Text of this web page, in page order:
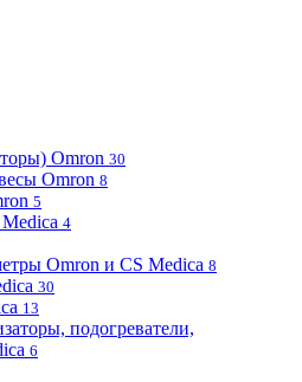
Omron 30
Omron 8
5
4
Omron и CS Medica 8
30
13
подогреватели,
6